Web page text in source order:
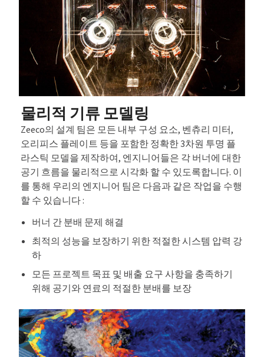
물리적 기류 모델링
Zeeco의 설계 팀은 모든 내부 구성 요소, 벤츄리 미터,
오리피스 플레이트 등을 포함한 정확한 3차원 투명 플
라스틱 모델을 제작하여, 엔지니어들은 각 버너에 대한
공기 흐름을 물리적으로 시각화 할 수 있도록합니다. 이
를 통해 우리의 엔지니어 팀은 다음과 같은 작업을 수행
할 수 있습니다 :
버너 간 분배 문제 해결
최적의 성능을 보장하기 위한 적절한 시스템 압력 강
하
모든 프로젝트 목표 및 배출 요구 사항을 충족하기
위해 공기와 연료의 적절한 분배를 보장